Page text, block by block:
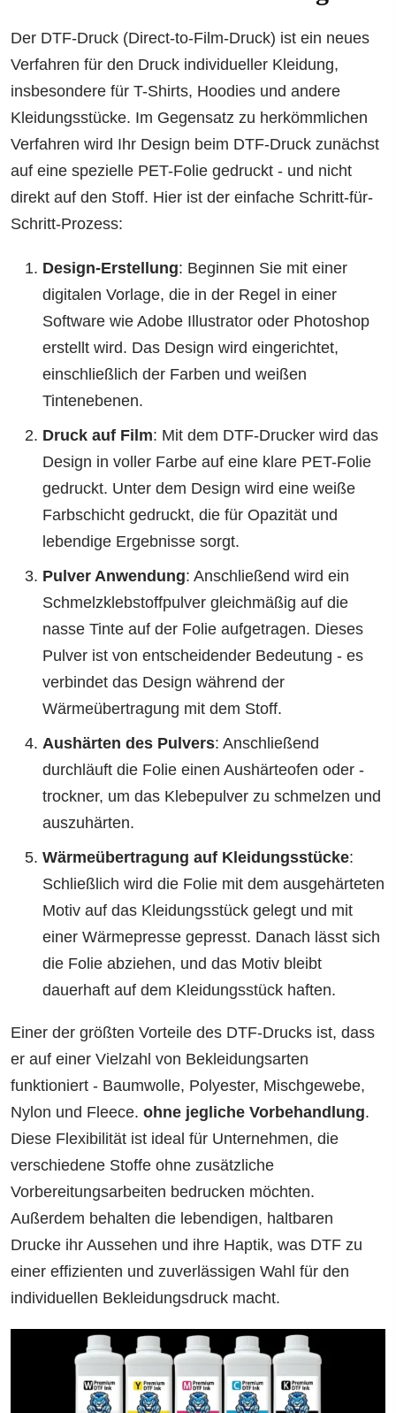
Der DTF-Druck (Direct-to-Film-Druck) ist ein neues
Verfahren für den Druck individueller Kleidung,
insbesondere für T-Shirts, Hoodies und andere
Kleidungsstücke. Im Gegensatz zu herkömmlichen
Verfahren wird Ihr Design beim DTF-Druck zunächst
auf eine spezielle PET-Folie gedruckt - und nicht
direkt auf den Stoff. Hier ist der einfache Schritt-für-
Schritt-Prozess:
Design-Erstellung: Beginnen Sie mit einer
digitalen Vorlage, die in der Regel in einer
Software wie Adobe Illustrator oder Photoshop
erstellt wird. Das Design wird eingerichtet,
einschließlich der Farben und weißen
Tintenebenen.
Druck auf Film: Mit dem DTF-Drucker wird das
Design in voller Farbe auf eine klare PET-Folie
gedruckt. Unter dem Design wird eine weiße
Farbschicht gedruckt, die für Opazität und
lebendige Ergebnisse sorgt.
Pulver Anwendung: Anschließend wird ein
Schmelzklebstoffpulver gleichmäßig auf die
nasse Tinte auf der Folie aufgetragen. Dieses
Pulver ist von entscheidender Bedeutung - es
verbindet das Design während der
Wärmeübertragung mit dem Stoff.
Aushärten des Pulvers: Anschließend
durchläuft die Folie einen Aushärteofen oder -
trockner, um das Klebepulver zu schmelzen und
auszuhärten.
Wärmeübertragung auf Kleidungsstücke:
Schließlich wird die Folie mit dem ausgehärteten
Motiv auf das Kleidungsstück gelegt und mit
einer Wärmepresse gepresst. Danach lässt sich
die Folie abziehen, und das Motiv bleibt
dauerhaft auf dem Kleidungsstück haften.
Einer der größten Vorteile des DTF-Drucks ist, dass
er auf einer Vielzahl von Bekleidungsarten
funktioniert - Baumwolle, Polyester, Mischgewebe,
Nylon und Fleece. ohne jegliche Vorbehandlung.
Diese Flexibilität ist ideal für Unternehmen, die
verschiedene Stoffe ohne zusätzliche
Vorbereitungsarbeiten bedrucken möchten.
Außerdem behalten die lebendigen, haltbaren
Drucke ihr Aussehen und ihre Haptik, was DTF zu
einer effizienten und zuverlässigen Wahl für den
individuellen Bekleidungsdruck macht.